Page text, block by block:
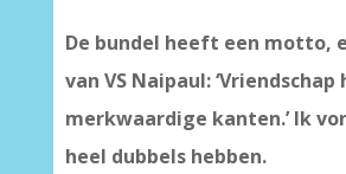
De bundel heeft een motto,
van VS Naipaul:
merkwaardige kanten.’ Ik
heel dubbels hebben.